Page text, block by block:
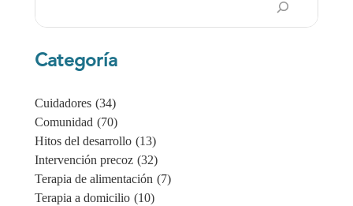
Categoría
Cuidadores (34)
Comunidad (70)
Hitos del desarrollo (13)
Intervención precoz (32)
Terapia de alimentación (7)
Terapia a domicilio (10)